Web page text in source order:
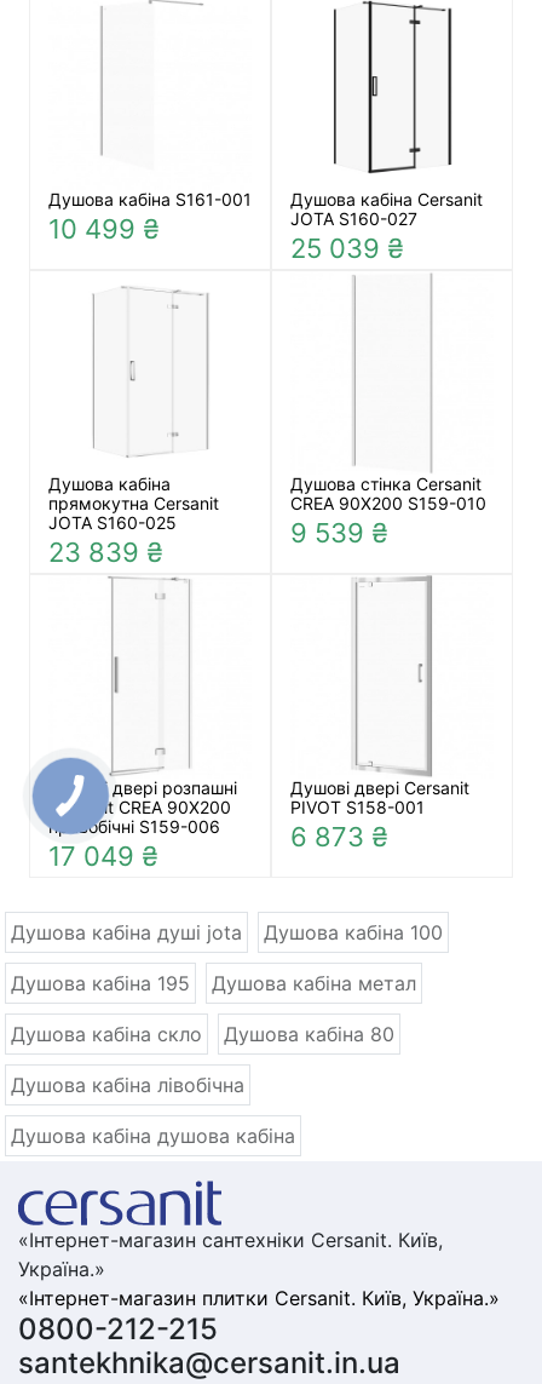
Душова кабіна S161-001
10 499 ₴
Душова кабіна Cersanit
JOTA S160-027
25 039 ₴
Душова кабіна
прямокутна Cersanit
JOTA S160-025
23 839 ₴
Душова стінка Cersanit
CREA 90X200 S159-010
9 539 ₴
Душові двері розпашні
Cersanit CREA 90X200
правобічні S159-006
17 049 ₴
Душові двері Cersanit
PIVOT S158-001
6 873 ₴
Душова кабіна душі jota Душова кабіна 100
Душова кабіна 195 Душова кабіна метал
Душова кабіна скло Душова кабіна 80
Душова кабіна лівобічна
Душова кабіна душова кабіна
«Інтернет-магазин сантехніки Cersanit. Київ,
Україна.»
«Інтернет-магазин плитки Cersanit. Київ, Україна.»
0800-212-215
santekhnika@cersanit.in.ua